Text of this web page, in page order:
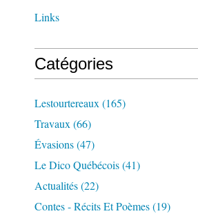
Links
Catégories
Lestourtereaux (165)
Travaux (66)
Évasions(47)
Le Dico Québécois(41)
Actualités(22)
Contes - Récits Et Poèmes(19)